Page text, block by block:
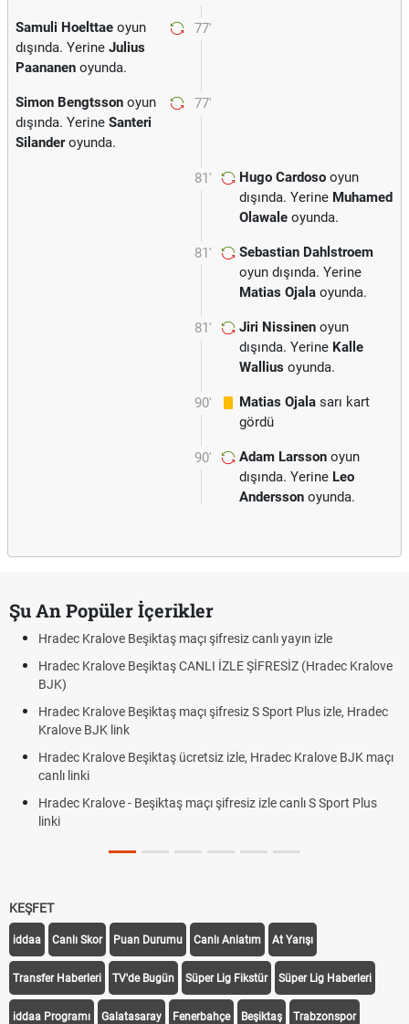
77'
Samuli Hoelttae oyun
dışında. Yerine Julius
Paananen oyunda.
77'
Simon Bengtsson oyun
dışında. Yerine Santeri
Silanderoyunda.
81' Hugo Cardoso oyun
dışında. Yerine Muhamed
Olawale oyunda.
81'
Sebastian Dahlstroem
oyun dışında. Yerine
Matias Ojala oyunda.
81' Jiri Nissinen oyun
dışında. Yerine Kalle
Wallius oyunda.
90' Matias Ojala sarı kart
gördü
90' Adam Larsson oyun
dışında. Yerine Leo
Andersson oyunda.
Şu An Popüler İçerikler
Hradec Kralove Beşiktaş maçı şifresiz canlı yayın izle
Hradec Kralove Beşiktaş CANLI İZLE ŞİFRESİZ (Hradec Kralove
BJK)
Hradec Kralove Beşiktaş maçı şifresiz S Sport Plus izle, Hradec
Kralove BJK link
Hradec Kralove Beşiktaş ücretsiz izle, Hradec Kralove BJK maçı
canlı linki
Hradec Kralove - Beşiktaş maçı şifresiz izle canlı S Sport Plus
linki
KEŞFET
iddaa Canlı Skor Puan Durumu Canlı Anlatım At Yarışı
Transfer Haberleri TV'de Bugün Süper Lig Fikstür Süper Lig Haberleri
iddaa Programı Galatasaray Fenerbahçe Beşiktaş Trabzonspor